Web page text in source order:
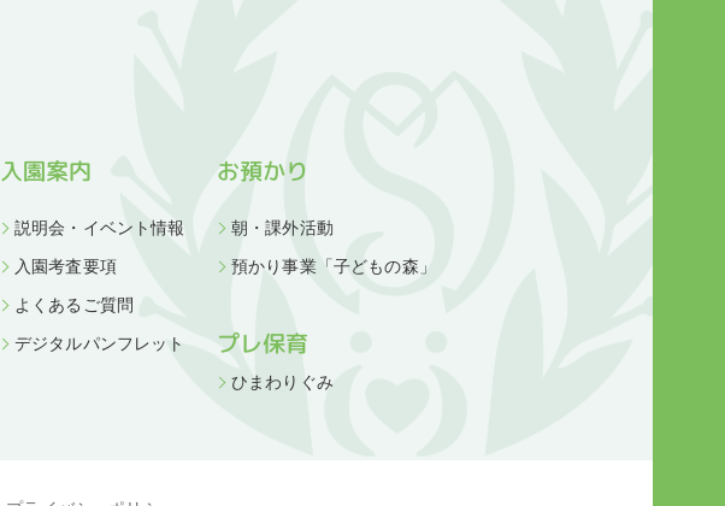
入園案内
説明会・イベント情報
入園考査要項
よくあるご質問
デジタルパンフレット
お預かり
朝・課外活動
預かり事業「子どもの森」
プレ保育
ひまわりぐみ